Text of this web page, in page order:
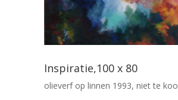
Inspiratie,100 x 80
olieverf op linnen 1993, niet te